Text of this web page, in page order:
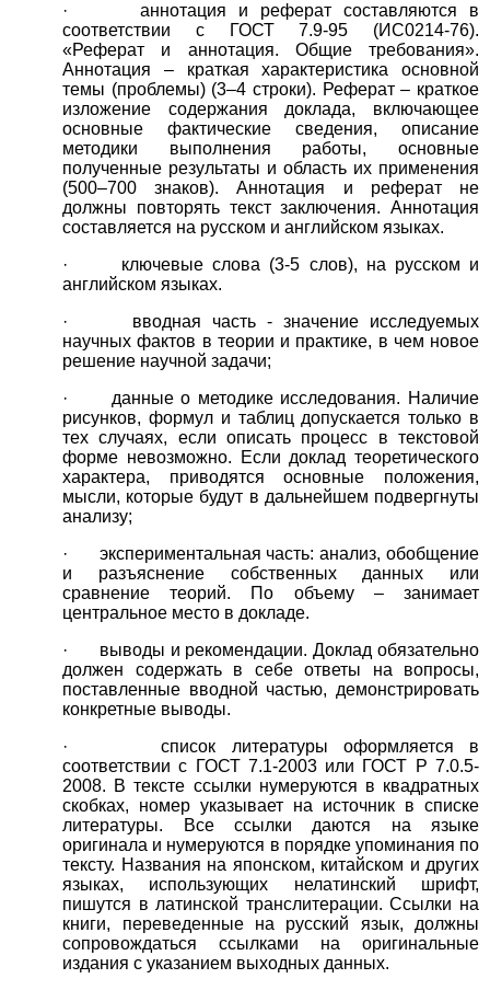
· аннотация и реферат составляются в
соответствии с ГОСТ 7.9-95 (ИС0214-76).
«Реферат и аннотация. Общие требования».
Аннотация – краткая характеристика основной
темы (проблемы) (3–4 строки). Реферат – краткое
изложение содержания доклада, включающее
основные фактические сведения, описание
методики выполнения работы, основные
полученные результаты и область их применения
(500–700 знаков). Аннотация и реферат не
должны повторять текст заключения. Аннотация
составляется на русском и английском языках.
· ключевые слова (3-5 слов), на русском и
английском языках.
· вводная часть - значение исследуемых
научных фактов в теории и практике, в чем новое
решение научной задачи;
· данные о методике исследования. Наличие
рисунков, формул и таблиц допускается только в
тех случаях, если описать процесс в текстовой
форме невозможно. Если доклад теоретического
характера, приводятся основные положения,
мысли, которые будут в дальнейшем подвергнуты
анализу;
· экспериментальная часть: анализ, обобщение
и разъяснение собственных данных или
сравнение теорий. По объему – занимает
центральное место в докладе.
· выводы и рекомендации. Доклад обязательно
должен содержать в себе ответы на вопросы,
поставленные вводной частью, демонстрировать
конкретные выводы.
· список литературы оформляется в
соответствии с ГОСТ 7.1-2003 или ГОСТ Р 7.0.5-
2008. В тексте ссылки нумеруются в квадратных
скобках, номер указывает на источник в списке
литературы. Все ссылки даются на языке
оригинала и нумеруются в порядке упоминания по
тексту. Названия на японском, китайском и других
языках, использующих нелатинский шрифт,
пишутся в латинской транслитерации. Ссылки на
книги, переведенные на русский язык, должны
сопровождаться ссылками на оригинальные
издания с указанием выходных данных.